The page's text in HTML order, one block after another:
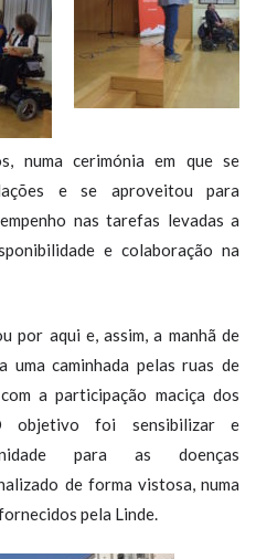
numa cerimónia em que se
e se aproveitou para
nas tarefas levadas a
e colaboração na
por aqui e, assim, a manhã de
caminhada pelas ruas de
a participação maciça dos
objetivo foi sensibilizar e
para as doenças
de forma vistosa, numa
pela Linde.